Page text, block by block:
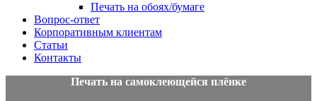
Печать на обоях/бумаге
Вопрос-ответ
Корпоративным клиентам
Статьи
Контакты
Печать на самоклеющейся плёнке